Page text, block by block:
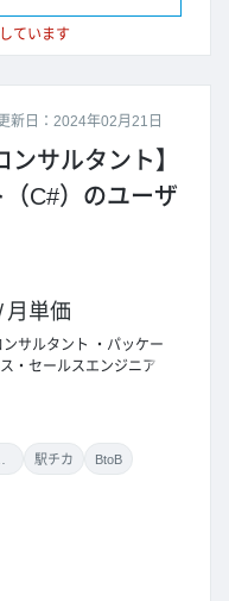
ています
更新日：2024年02月21日
ンサルタント】
C#）のユーザ
月単価
ンサルタント
パッケー
・セールスエンジニア
駅チカ BtoB